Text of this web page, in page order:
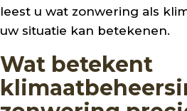
leest u wat zonwering als
uw situatie kan betekenen.
Wat betekent